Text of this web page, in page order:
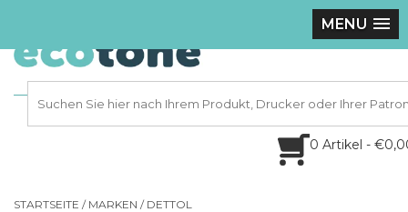
MENU
0 Artikel -
STARTSEITE / MARKEN / DETTOL